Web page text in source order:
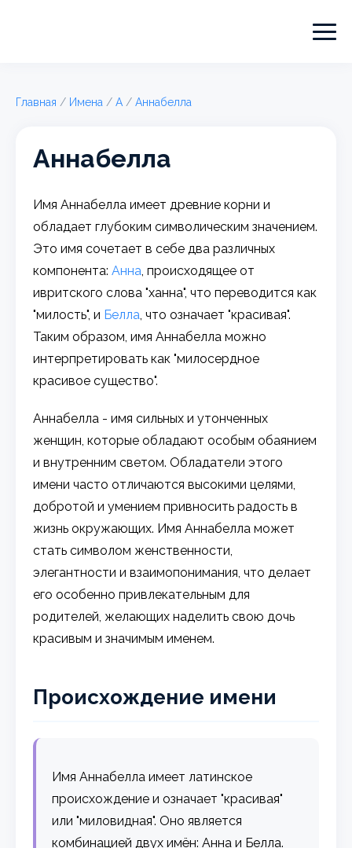
Главная / Имена / А / Аннабелла
Аннабелла
Имя Аннабелла имеет древние корни и
обладает глубоким символическим значением.
Это имя сочетает в себе два различных
компонента:Анна, происходящее от
ивритского слова "ханна", что переводится как
"милость", и Белла, что означает "красивая".
Таким образом, имя Аннабелла можно
интерпретировать как "милосердное
красивое существо".
Аннабелла - имя сильных и утонченных
женщин, которые обладают особым обаянием
и внутренним светом. Обладатели этого
имени часто отличаются высокими целями,
добротой и умением привносить радость в
жизнь окружающих. Имя Аннабелла может
стать символом женственности,
элегантности и взаимопонимания, что делает
его особенно привлекательным для
родителей, желающих наделить свою дочь
красивым и значимым именем.
Происхождение имени
Имя Аннабелла имеет латинское
происхождение и означает "красивая"
или "миловидная". Оно является
комбинацией двух имён: Анна и Белла.